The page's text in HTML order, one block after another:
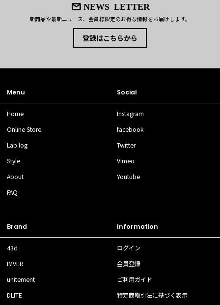
NEWS LETTER
新商品や最新ニュース、会員様限定のお得な情報をお届けします。
登録はこちらから
Menu
Home
Online Store
Lab.log
Style
About
FAQ
Brand
43d
IMVER
unitement
DLITE
Social
Instagram
facebook
Twitter
Vimeo
Youtube
Information
ログイン
会員登録
ご利用ガイド
特定商取引法に基づく表示